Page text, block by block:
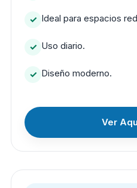
Ideal para espacios
Uso diario.
Diseño moderno.
Ver